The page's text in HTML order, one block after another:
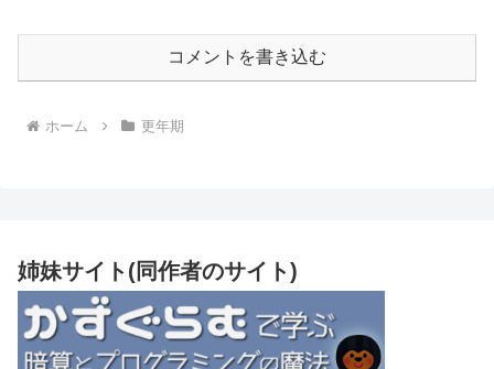
コメントを書き込む
ホーム 更年期
姉妹サイト(同作者のサイト)